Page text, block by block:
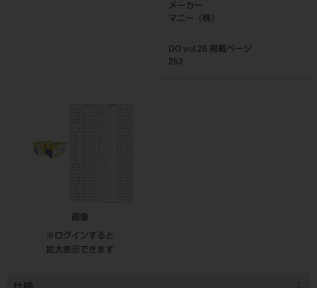
メーカー
マニー（株）
DO vol.26 掲載ページ
253
画像
※ログインすると
拡大表示できます